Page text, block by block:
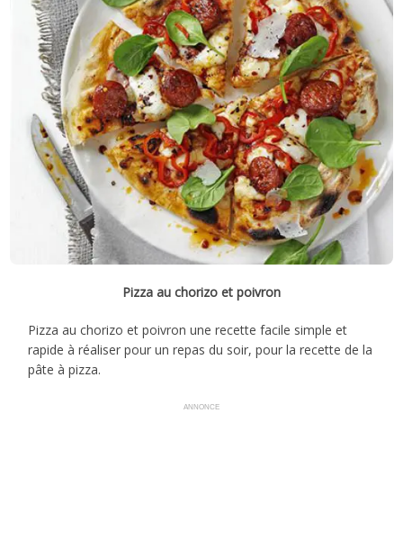
Pizza au chorizo et poivron
Pizza au chorizo et poivron une recette facile simple et
rapide à réaliser pour un repas du soir, pour la recette de la
pâte à pizza.
ANNONCE